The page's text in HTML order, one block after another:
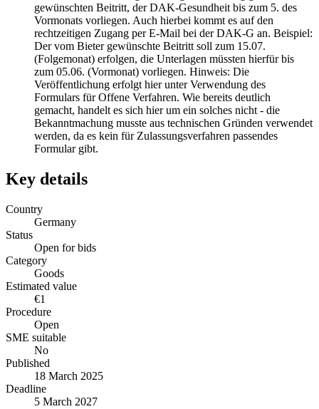
gewünschten Beitritt, der DAK-Gesundheit bis zum 5. des
Vormonats vorliegen. Auch hierbei kommt es auf den
rechtzeitigen Zugang per E-Mail bei der DAK-G an. Beispiel:
Der vom Bieter gewünschte Beitritt soll zum 15.07.
(Folgemonat) erfolgen, die Unterlagen müssten hierfür bis
zum 05.06. (Vormonat) vorliegen. Hinweis: Die
Veröffentlichung erfolgt hier unter Verwendung des
Formulars für Offene Verfahren. Wie bereits deutlich
gemacht, handelt es sich hier um ein solches nicht - die
Bekanntmachung musste aus technischen Gründen verwendet
werden, da es kein für Zulassungsverfahren passendes
Formular gibt.
Key details
Country
Germany
Status
Open for bids
Category
Goods
Estimated value
€1
Procedure
Open
SME suitable
No
Published
18 March 2025
Deadline
5 March 2027